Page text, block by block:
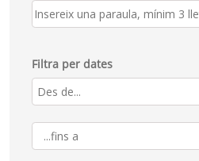
Filtra per dates